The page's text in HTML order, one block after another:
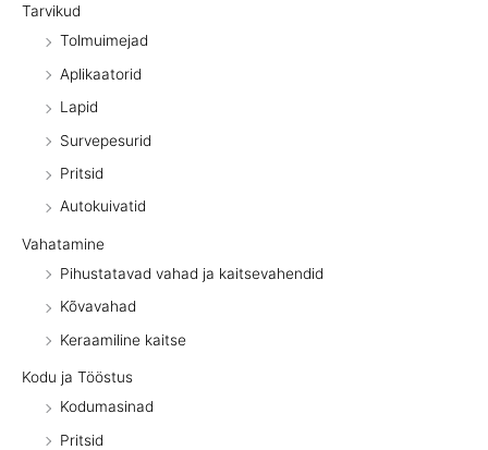
Tarvikud
Tolmuimejad
Aplikaatorid
Lapid
Survepesurid
Pritsid
Autokuivatid
Vahatamine
Pihustatavad vahad ja kaitsevahendid
Kõvavahad
Keraamiline kaitse
Kodu ja Tööstus
Kodumasinad
Pritsid